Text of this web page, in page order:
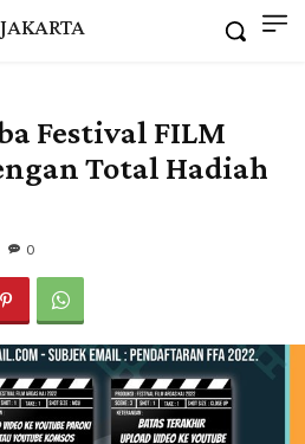
Festival FILM
Total Hadiah
0